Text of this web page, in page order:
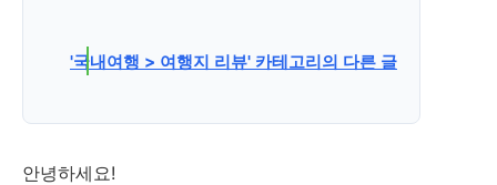
'국내여행 > 여행지 리뷰' 카테고리의 다른 글
안녕하세요!